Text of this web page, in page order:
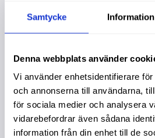
Samtycke Information
Denna webbplats använder
Vi använder enhetsidentifierare
och annonserna till användarna,
för sociala medier och analysera
vidarebefordrar även sådana
information från din enhet till de
Lägg till i